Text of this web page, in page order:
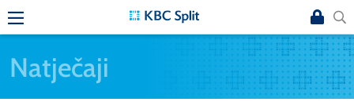
Natječaji